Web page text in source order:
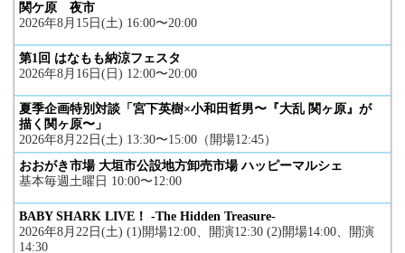
関ケ原 夜市
2026年8月15日(土) 16:00〜20:00
第1回 はなもも納涼フェスタ
2026年8月16日(日) 12:00〜20:00
夏季企画特別対談「宮下英樹×小和田哲男〜『大乱 関ヶ原』が
描く関ヶ原〜」
2026年8月22日(土) 13:30〜15:00（開場12:45）
おおがき市場 大垣市公設地方卸売市場 ハッピーマルシェ
基本毎週土曜日 10:00〜12:00
BABY SHARK LIVE！ -The Hidden Treasure-
2026年8月22日(土) (1)開場12:00、開演12:30 (2)開場14:00、開演
14:30